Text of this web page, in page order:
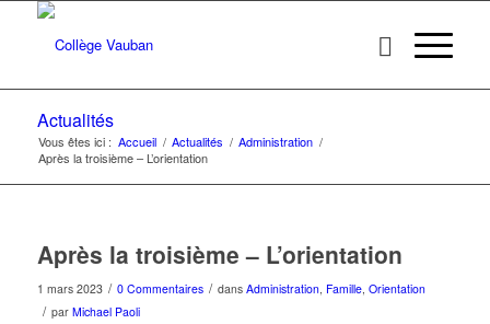
Actualités
Vous êtes ici : Accueil / Actualités / Administration /
Après la troisième – L’orientation
Après la troisième – L’orientation
1 mars 2023 / 0 Commentaires / dans Administration, Famille, Orientation
/ par Michael Paoli